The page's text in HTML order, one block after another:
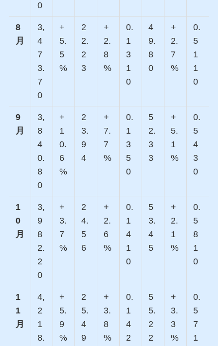
0
8
月
3,
4
7
3.
7
0
+
5.
5
%
2
2.
2
3
+
2.
8
%
0.
1
3
1
0
4
9.
8
0
+
2.
7
%
0.
5
1
1
0
9
月
3,
8
4
0.
8
0
+
1
0.
6
%
2
3.
9
4
+
7.
7
%
0.
1
3
5
0
5
2.
3
3
+
5.
1
%
0.
5
4
3
0
1
0
月
3,
9
8
2.
2
0
+
3.
7
%
2
4.
5
6
+
2.
6
%
0.
1
4
1
0
5
3.
4
5
+
2.
1
%
0.
5
8
1
0
1
1
月
4,
2
1
8.
+
5.
9
%
2
5.
4
9
+
3.
8
%
0.
1
4
2
5
5.
2
2
+
3.
3
%
0.
5
7
1